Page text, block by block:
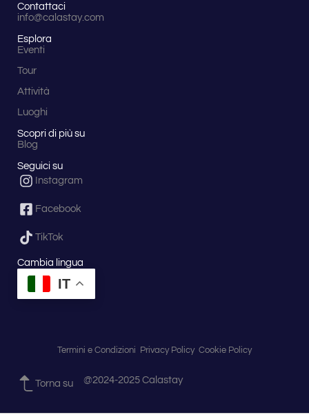
Contattaci
info@calastay.com
Esplora
Eventi
Tour
Attività
Luoghi
Scopri di più su
Blog
Seguici su
Instagram
Facebook
TikTok
Cambia lingua
IT
Termini e Condizioni Privacy Policy Cookie Policy
Torna su @2024-2025 Calastay